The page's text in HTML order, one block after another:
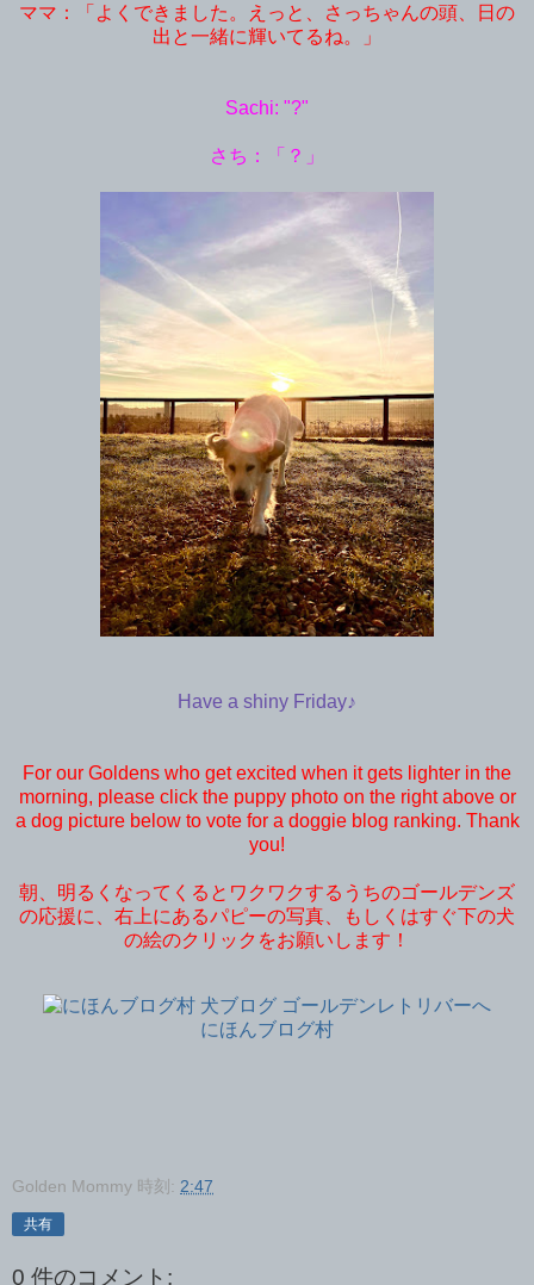
ママ：「よくできました。えっと、さっちゃんの頭、日の
出と一緒に輝いてるね。」
Sachi: "?"
さち：「？」
Have a shiny Friday♪
For our Goldens who get excited when it gets lighter in the
morning, please click the puppy photo on the right above or
a dog picture below to vote for a doggie blog ranking. Thank
you!
朝、明るくなってくるとワクワクするうちのゴールデンズ
の応援に、右上にあるパピーの写真、もしくはすぐ下の犬
の絵のクリックをお願いします！
にほんブログ村
Golden Mommy 時刻: 2:47
共有
0 件のコメント: